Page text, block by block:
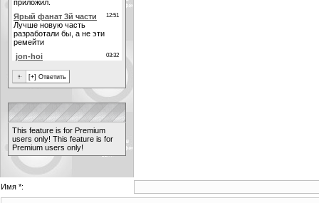
This feature is for Premium
users only! This feature is for
Premium users only!
Имя *: